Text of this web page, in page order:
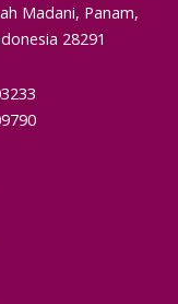
Madani, Panam,
28291